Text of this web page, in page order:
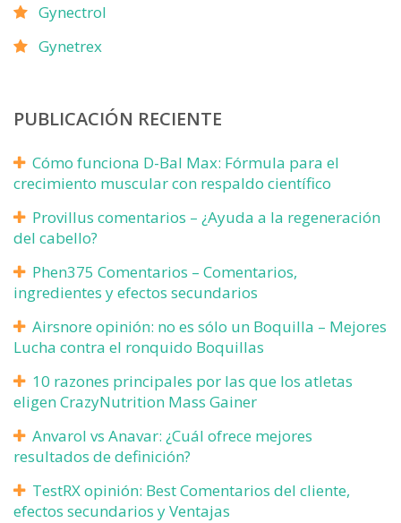
Gynectrol
Gynetrex
PUBLICACIÓN RECIENTE
Cómo funciona D-Bal Max: Fórmula para el
crecimiento muscular con respaldo científico
Provillus comentarios – ¿Ayuda a la regeneración
del cabello?
Phen375 Comentarios – Comentarios,
ingredientes y efectos secundarios
Airsnore opinión: no es sólo un Boquilla – Mejores
Lucha contra el ronquido Boquillas
10 razones principales por las que los atletas
eligen CrazyNutrition Mass Gainer
Anvarol vs Anavar: ¿Cuál ofrece mejores
resultados de definición?
TestRX opinión: Best Comentarios del cliente,
efectos secundarios y Ventajas